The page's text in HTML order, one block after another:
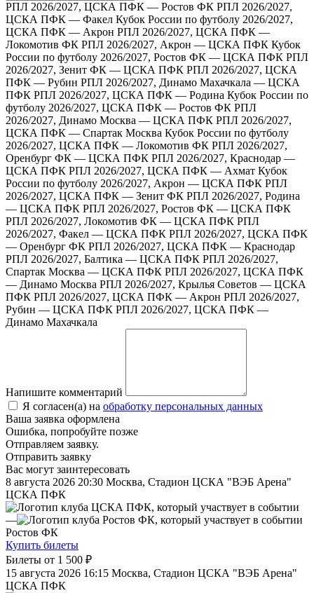
РПЛ 2026/2027, ЦСКА ПФК — Ростов ФК РПЛ 2026/2027,
ЦСКА ПФК — Факел Кубок России по футболу 2026/2027,
ЦСКА ПФК — Акрон РПЛ 2026/2027, ЦСКА ПФК —
Локомотив ФК РПЛ 2026/2027, Акрон — ЦСКА ПФК Кубок
России по футболу 2026/2027, Ростов ФК — ЦСКА ПФК РПЛ
2026/2027, Зенит ФК — ЦСКА ПФК РПЛ 2026/2027, ЦСКА
ПФК — Рубин РПЛ 2026/2027, Динамо Махачкала — ЦСКА
ПФК РПЛ 2026/2027, ЦСКА ПФК — Родина Кубок России по
футболу 2026/2027, ЦСКА ПФК — Ростов ФК РПЛ
2026/2027, Динамо Москва — ЦСКА ПФК РПЛ 2026/2027,
ЦСКА ПФК — Спартак Москва Кубок России по футболу
2026/2027, ЦСКА ПФК — Локомотив ФК РПЛ 2026/2027,
Оренбург ФК — ЦСКА ПФК РПЛ 2026/2027, Краснодар —
ЦСКА ПФК РПЛ 2026/2027, ЦСКА ПФК — Ахмат Кубок
России по футболу 2026/2027, Акрон — ЦСКА ПФК РПЛ
2026/2027, ЦСКА ПФК — Зенит ФК РПЛ 2026/2027, Родина
— ЦСКА ПФК РПЛ 2026/2027, Ростов ФК — ЦСКА ПФК
РПЛ 2026/2027, Локомотив ФК — ЦСКА ПФК РПЛ
2026/2027, Факел — ЦСКА ПФК РПЛ 2026/2027, ЦСКА ПФК
— Оренбург ФК РПЛ 2026/2027, ЦСКА ПФК — Краснодар
РПЛ 2026/2027, Балтика — ЦСКА ПФК РПЛ 2026/2027,
Спартак Москва — ЦСКА ПФК РПЛ 2026/2027, ЦСКА ПФК
— Динамо Москва РПЛ 2026/2027, Крылья Советов — ЦСКА
ПФК РПЛ 2026/2027, ЦСКА ПФК — Акрон РПЛ 2026/2027,
Рубин — ЦСКА ПФК РПЛ 2026/2027, ЦСКА ПФК —
Динамо Махачкала
Напишите комментарий
Я согласен(а) на обработку персональных данных
Ваша заявка оформлена
Ошибка, попробуйте позже
Отправляем заявку.
Отправить заявку
Вас могут заинтересовать
8 августа 2026 20:30 Москва, Стадион ЦСКА "ВЭБ Арена"
ЦСКА ПФК
—
Ростов ФК
Купить билеты
Билеты от 1 500 ₽
15 августа 2026 16:15 Москва, Стадион ЦСКА "ВЭБ Арена"
ЦСКА ПФК